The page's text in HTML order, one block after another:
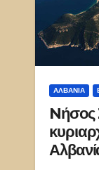
ΑΛΒΑΝΊΑ